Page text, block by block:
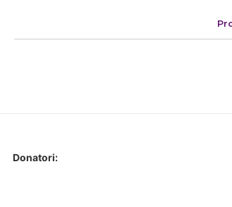
Donatori: